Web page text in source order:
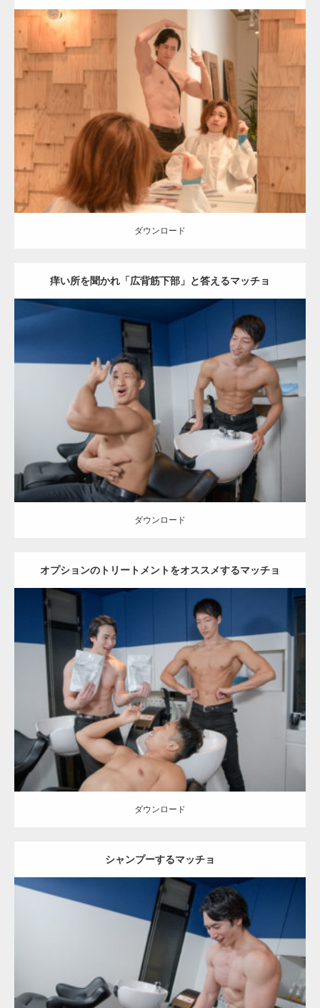
Update: 2023.02.11
美容室のマッチョ Kaori SOSUKE 表参道 (東京)
ダウンロード
ダウンロード
痒い所を聞かれ「広背筋下部」と答えるマッチョ
Update: 2023.02.11
美容室のマッチョ inori AKIHITO(細マッチョ)
外資系筋肉
肩 腹筋 表参道 (東京)
ダウンロード
ダウンロード
オプションのトリートメントをオススメするマッチョ
Update: 2023.02.11
Category: 美容室のマッチョ AKIHITO(細マッチョ) SOSUKE
資系筋肉
表参道 (東京)
ダウンロード
ダウンロード
シャンプーするマッチョ
Update: 2023.02.11
inori SOSUKE Kaori
表参道
ダウンロード